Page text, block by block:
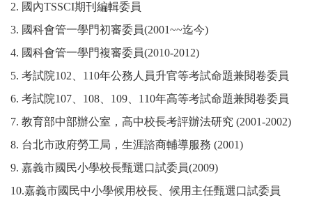
2. 國內TSSCI期刊編輯委員
3. 國科會管一學門初審委員(2001~~迄今)
4. 國科會管一學門複審委員(2010-2012)
5. 考試院102 110年公務人員升官等考試命題兼閱卷委員
6. 考試院107 108 109 110年高等考試命題兼閱卷委員
7. 教育部中部辦公室，高中校長考評辦法研究 (2001-2002)
8. 台北市政府勞工局，生涯諮商輔導服務 (2001)
9. 嘉義市國民小學校長甄選口試委員(2009)
10.嘉義市國民中小學候用校長、候用主任甄選口試委員